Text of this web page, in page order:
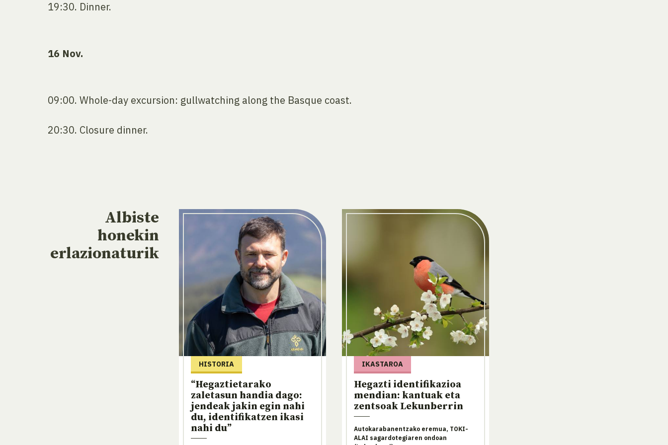
19:30. Dinner.
16 Nov.
09:00. Whole-day excursion: gullwatching along the Basque coast.
20:30. Closure dinner.
Albiste
honekin
erlazionaturik
HISTORIA
“Hegaztietarako
zaletasun handia dago:
jendeak jakin egin nahi
du, identifikatzen ikasi
nahi du”
IKASTAROA
Hegazti identifikazioa
mendian: kantuak eta
zentsoak Lekunberrin
Autokarabanentzako eremua, TOKI-
ALAI sagardotegiaren ondoan